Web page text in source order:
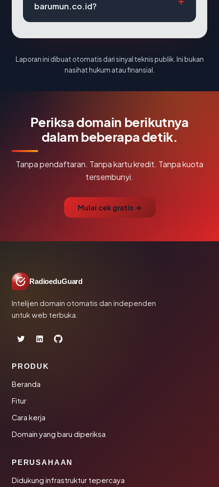
barumun.co.id?
Laporan ini dibuat otomatis dari sinyal teknis publik. Ini bukan
nasihat hukum atau finansial.
Periksa domain berikutnya
dalam beberapa detik.
Tanpa pendaftaran. Tanpa kartu kredit. Tanpa kuota
tersembunyi.
Mulai cek gratis →
RadioeduGuard
Intelijen domain otomatis dan independen
untuk web terbuka.
PRODUK
Beranda
Fitur
Cara kerja
Domain yang baru diperiksa
PERUSAHAAN
Didukung infrastruktur tepercaya